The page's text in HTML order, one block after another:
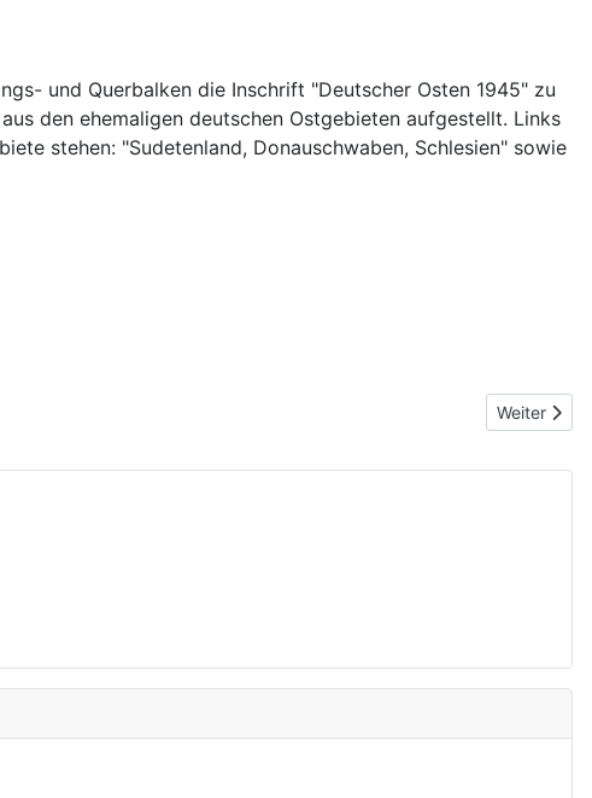
und Querbalken die Inschrift "Deutscher Osten 1945" zu
aus den ehemaligen deutschen Ostgebieten aufgestellt. Links
stehen: "Sudetenland, Donauschwaben, Schlesien" sowie
Nächster
Weiter